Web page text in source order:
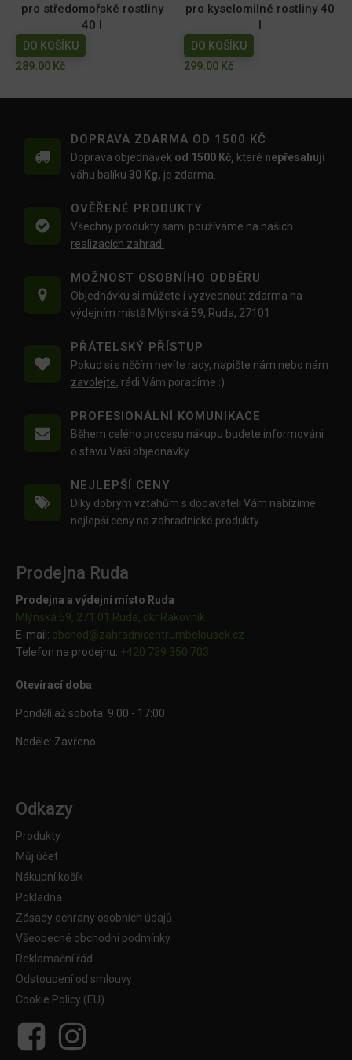
pro středomořské rostliny
40 l
DO KOŠÍKU
289.00 Kč
pro kyselomilné rostliny 40
l
DO KOŠÍKU
299.00 Kč
DOPRAVA ZDARMA OD 1500 KČ
Doprava objednávek od 1500 Kč, které nepřesahují
váhu balíku 30 Kg, je zdarma.
OVĚŘENÉ PRODUKTY
Všechny produkty sami používáme na našich
realizacích zahrad.
MOŽNOST OSOBNÍHO ODBĚRU
Objednávku si můžete i vyzvednout zdarma na
výdejním místě Mlýnská 59, Ruda, 27101
PŘÁTELSKÝ PŘÍSTUP
Pokud si s něčím nevíte rady, napište nám nebo nám
zavolejte, rádi Vám poradíme :)
PROFESIONÁLNÍ KOMUNIKACE
Během celého procesu nákupu budete informováni
o stavu Vaší objednávky.
NEJLEPŠÍ CENY
Díky dobrým vztahům s dodavateli Vám nabízíme
nejlepší ceny na zahradnické produkty.
Prodejna Ruda
Prodejna a výdejní místo Ruda
Mlýnská 59, 271 01 Ruda, okr.Rakovník
E-mail: obchod@zahradnicentrumbelousek.cz
Telefon na prodejnu: +420 739 350 703
Otevírací doba
Pondělí až sobota: 9:00 - 17:00
Neděle: Zavřeno
Odkazy
Produkty
Můj účet
Nákupní košík
Pokladna
Zásady ochrany osobních údajů
Všeobecné obchodní podmínky
Reklamační řád
Odstoupení od smlouvy
Cookie Policy (EU)